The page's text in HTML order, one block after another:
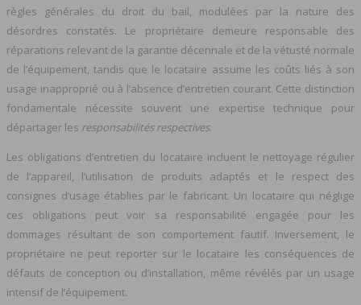
règles générales du droit du bail, modulées par la nature des
désordres constatés. Le propriétaire demeure responsable des
réparations relevant de la garantie décennale et de la vétusté normale
de l’équipement, tandis que le locataire assume les coûts liés à son
usage inapproprié ou à l’absence d’entretien courant. Cette distinction
fondamentale nécessite souvent une expertise technique pour
départager les responsabilités respectives.
Les obligations d’entretien du locataire incluent le nettoyage régulier
de l’appareil, l’utilisation de produits adaptés et le respect des
consignes d’usage établies par le fabricant. Un locataire qui néglige
ces obligations peut voir sa responsabilité engagée pour les
dommages résultant de son comportement fautif. Inversement, le
propriétaire ne peut reporter sur le locataire les conséquences de
défauts de conception ou d’installation, même révélés par un usage
intensif de l’équipement.